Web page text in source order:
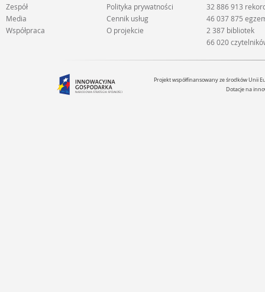
Zespół
Media
Współpraca
Polityka prywatności
Cennik usług
O projekcie
32 886 913
46 037 875
2 387 bibliotek
66 020
Projekt współfinansowany ze środków Unii
Dotacje na